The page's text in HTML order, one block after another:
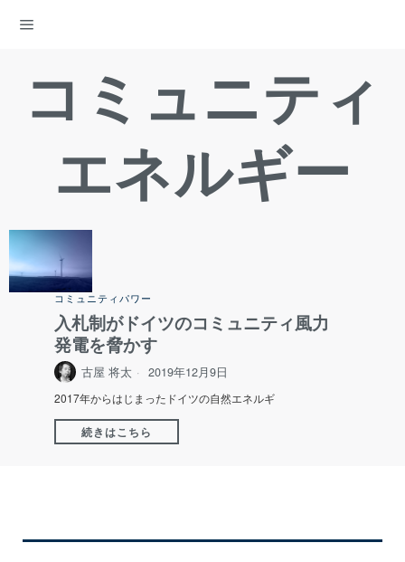
コミュニティ
エネルギー
コミュニティパワー
入札制がドイツのコミュニティ風力
発電を脅かす
古屋 将太 2019年12月9日
2017年からはじまったドイツの自然エネルギ
続きはこちら